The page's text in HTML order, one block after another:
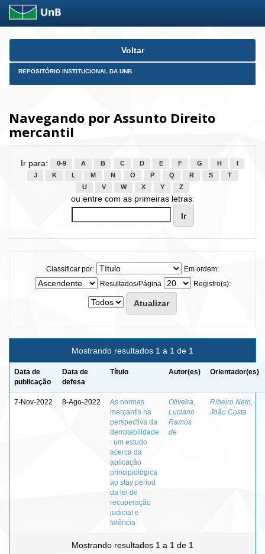
Skip
Voltar
REPOSITÓRIO INSTITUCIONAL DA UNB
Navegando por Assunto Direito
mercantil
Ir para: 0-9 A B C D E F G H
J
K L M N O P Q R S
T
U
V W X Y Z
ou entre com as primeiras letras:
Classificar por:
Em ordem:
Resultados/Página
Registro(s):
Mostrando resultados 1 a 1 de 1
Data de
publicação
Data de
defesa
Título Autor(es) Orientador(es)
7-Nov-2022 8-Ago-2022
As normas
mercantis na
perspectiva da
derrotabilidade
: um estudo
acerca da
aplicação
principiológica
ao stay period
da lei de
recuperação
judicial e
falência
Oliveira,
Luciano
Ramos
de
Ribeiro Neto,
João Costa
Mostrando resultados 1 a 1 de 1